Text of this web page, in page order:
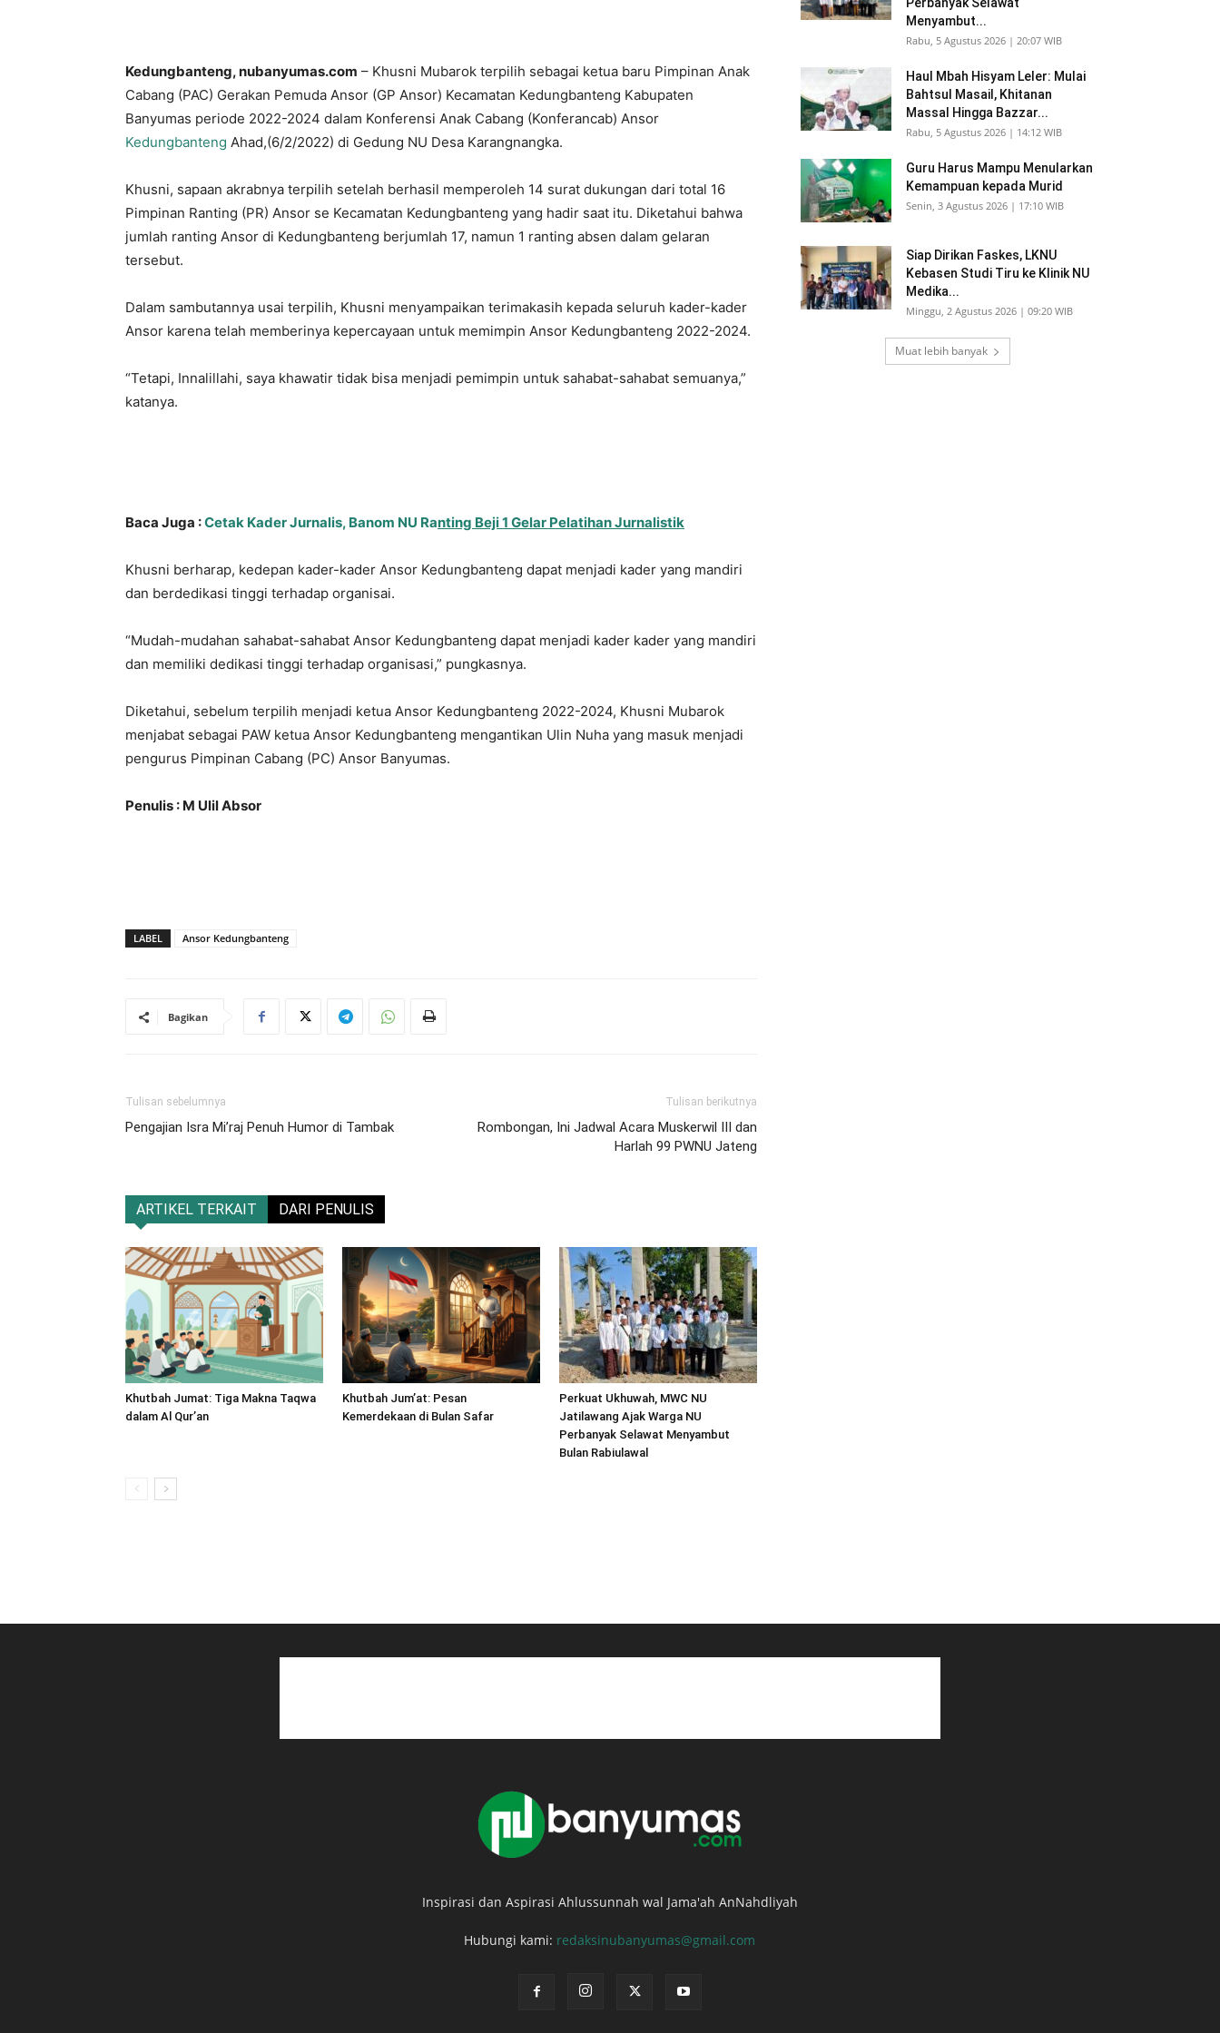
Kedungbanteng, nubanyumas.com – Khusni Mubarok terpilih sebagai ketua baru Pimpinan Anak
Cabang (PAC) Gerakan Pemuda Ansor (GP Ansor) Kecamatan Kedungbanteng Kabupaten
Banyumas periode 2022-2024 dalam Konferensi Anak Cabang (Konferancab) Ansor
Kedungbanteng Ahad,(6/2/2022) di Gedung NU Desa Karangnangka.
Khusni, sapaan akrabnya terpilih setelah berhasil memperoleh 14 surat dukungan dari total 16
Pimpinan Ranting (PR) Ansor se Kecamatan Kedungbanteng yang hadir saat itu. Diketahui bahwa
jumlah ranting Ansor di Kedungbanteng berjumlah 17, namun 1 ranting absen dalam gelaran
tersebut.
Dalam sambutannya usai terpilih, Khusni menyampaikan terimakasih kepada seluruh kader-kader
Ansor karena telah memberinya kepercayaan untuk memimpin Ansor Kedungbanteng 2022-2024.
“Tetapi, Innalillahi, saya khawatir tidak bisa menjadi pemimpin untuk sahabat-sahabat semuanya,”
katanya.
Baca Juga :Cetak Kader Jurnalis, Banom NU Ranting Beji 1 Gelar Pelatihan Jurnalistik
Khusni berharap, kedepan kader-kader Ansor Kedungbanteng dapat menjadi kader yang mandiri
dan berdedikasi tinggi terhadap organisai.
“Mudah-mudahan sahabat-sahabat Ansor Kedungbanteng dapat menjadi kader kader yang mandiri
dan memiliki dedikasi tinggi terhadap organisasi,” pungkasnya.
Diketahui, sebelum terpilih menjadi ketua Ansor Kedungbanteng 2022-2024, Khusni Mubarok
menjabat sebagai PAW ketua Ansor Kedungbanteng mengantikan Ulin Nuha yang masuk menjadi
pengurus Pimpinan Cabang (PC) Ansor Banyumas.
Penulis : M Ulil Absor
LABEL Ansor Kedungbanteng
Bagikan
Tulisan sebelumnya
Pengajian Isra Mi’raj Penuh Humor di Tambak
Tulisan berikutnya
Rombongan, Ini Jadwal Acara Muskerwil III dan
Harlah 99 PWNU Jateng
ARTIKEL TERKAIT DARI PENULIS
Khutbah Jumat: Tiga Makna Taqwa
dalam Al Qur’an
Khutbah Jum’at: Pesan
Kemerdekaan di Bulan Safar
Perkuat Ukhuwah, MWC NU
Jatilawang Ajak Warga NU
Perbanyak Selawat Menyambut
Bulan Rabiulawal
Menyambut...
Rabu, 5 Agustus 2026 | 20:07 WIB
Haul Mbah Hisyam Leler: Mulai
Bahtsul Masail, Khitanan
Massal Hingga Bazzar...
Rabu, 5 Agustus 2026 | 14:12 WIB
Guru Harus Mampu Menularkan
Kemampuan kepada Murid
Senin, 3 Agustus 2026 | 17:10 WIB
Siap Dirikan Faskes, LKNU
Kebasen Studi Tiru ke Klinik NU
Medika...
Minggu, 2 Agustus 2026 | 09:20 WIB
Muat lebih banyak
Inspirasi dan Aspirasi Ahlussunnah wal Jama'ah AnNahdliyah
Hubungi kami: redaksinubanyumas@gmail.com